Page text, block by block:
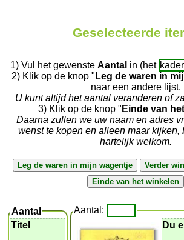
Geselecteerde
1) Vul het gewenste Aantal in (het
2) Klik op de knop " Leg de waren in
naar een andere lijst.
U kunt altijd het aantal veranderen of
3) Klik op de knop " Einde van
Daarna zullen we uw naam en adres
wenst te kopen en alleen maar kijken,
hartelijk welkom.
Aantal
Titel
Aantal:
Du el